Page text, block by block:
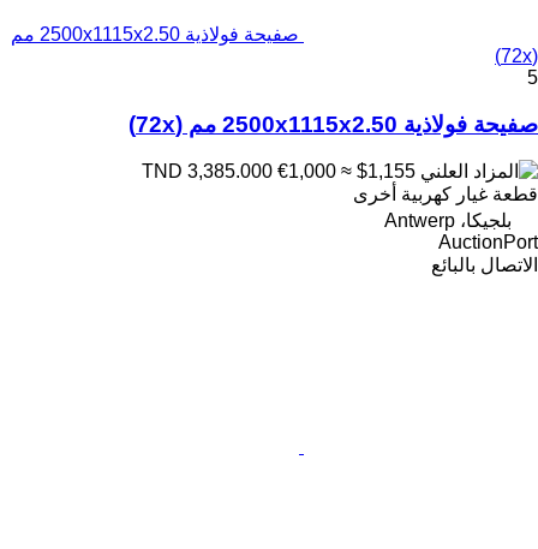
صفيحة فولاذية 2500x1115x2.50 مم
(72x)
5
صفيحة فولاذية 2500x1115x2.50 مم (72x)
€1,000 ≈ $1,155
قطعة غيار كهربية أخرى
بلجيكا، Antwerp
AuctionPort
الاتصال بالبائع